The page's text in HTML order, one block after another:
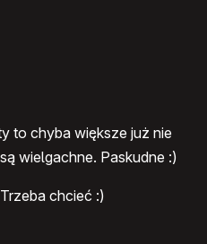
to chyba większe już nie
wielgachne. Paskudne :)
chcieć :)